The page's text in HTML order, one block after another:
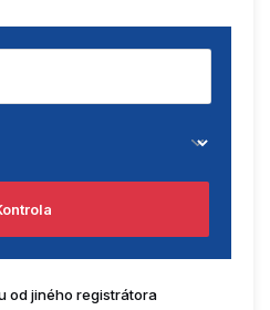
od jiného registrátora